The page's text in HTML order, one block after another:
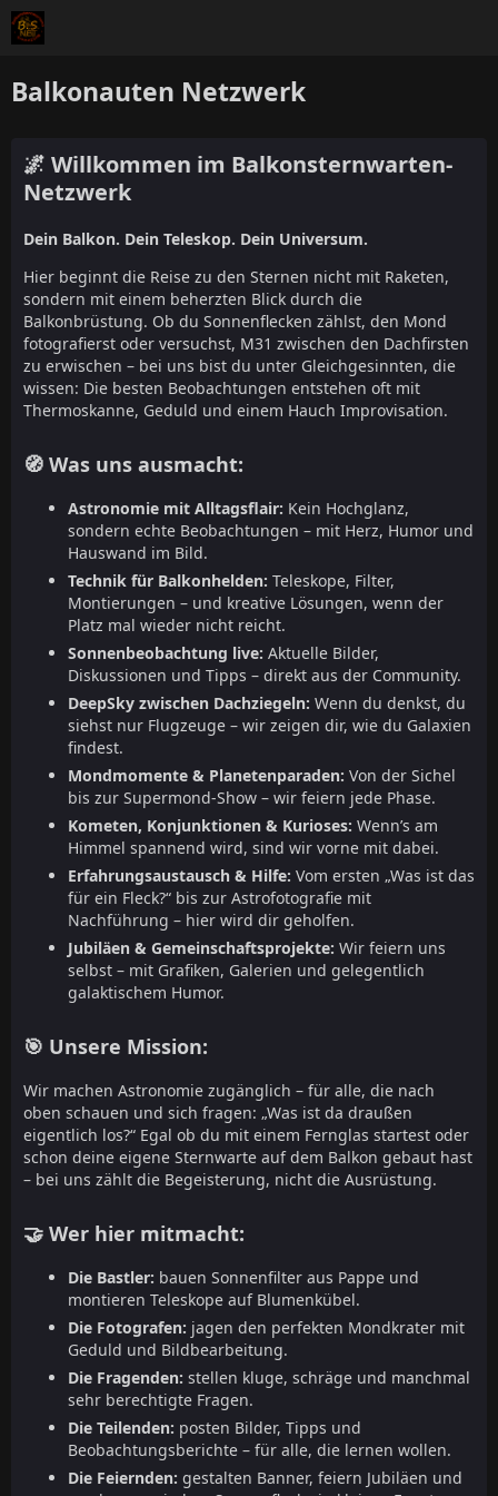
Balkonauten Netzwerk
🌌 Willkommen im Balkonsternwarten-
Netzwerk
Dein Balkon. Dein Teleskop. Dein Universum.
Hier beginnt die Reise zu den Sternen nicht mit Raketen,
sondern mit einem beherzten Blick durch die
Balkonbrüstung. Ob du Sonnenflecken zählst, den Mond
fotografierst oder versuchst, M31 zwischen den Dachfirsten
zu erwischen – bei uns bist du unter Gleichgesinnten, die
wissen: Die besten Beobachtungen entstehen oft mit
Thermoskanne, Geduld und einem Hauch Improvisation.
🧭 Was uns ausmacht:
Astronomie mit Alltagsflair: Kein Hochglanz,
sondern echte Beobachtungen – mit Herz, Humor und
Hauswand im Bild.
Technik für Balkonhelden: Teleskope, Filter,
Montierungen – und kreative Lösungen, wenn der
Platz mal wieder nicht reicht.
Sonnenbeobachtung live: Aktuelle Bilder,
Diskussionen und Tipps – direkt aus der Community.
DeepSky zwischen Dachziegeln: Wenn du denkst, du
siehst nur Flugzeuge – wir zeigen dir, wie du Galaxien
findest.
Mondmomente & Planetenparaden: Von der Sichel
bis zur Supermond-Show – wir feiern jede Phase.
Kometen, Konjunktionen & Kurioses: Wenn’s am
Himmel spannend wird, sind wir vorne mit dabei.
Erfahrungsaustausch & Hilfe: Vom ersten „Was ist das
für ein Fleck?“ bis zur Astrofotografie mit
Nachführung – hier wird dir geholfen.
Jubiläen & Gemeinschaftsprojekte: Wir feiern uns
selbst – mit Grafiken, Galerien und gelegentlich
galaktischem Humor.
🎯 Unsere Mission:
Wir machen Astronomie zugänglich – für alle, die nach
oben schauen und sich fragen: „Was ist da draußen
eigentlich los?“ Egal ob du mit einem Fernglas startest oder
schon deine eigene Sternwarte auf dem Balkon gebaut hast
– bei uns zählt die Begeisterung, nicht die Ausrüstung.
🤝 Wer hier mitmacht:
Die Bastler: bauen Sonnenfilter aus Pappe und
montieren Teleskope auf Blumenkübel.
Die Fotografen: jagen den perfekten Mondkrater mit
Geduld und Bildbearbeitung.
Die Fragenden: stellen kluge, schräge und manchmal
sehr berechtigte Fragen.
Die Teilenden: posten Bilder, Tipps und
Beobachtungsberichte – für alle, die lernen wollen.
Die Feiernden: gestalten Banner, feiern Jubiläen und